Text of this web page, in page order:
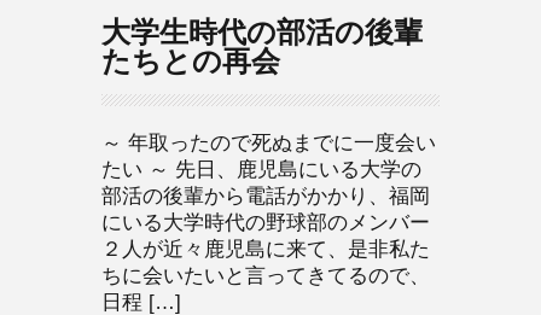
大学生時代の部活の後輩
たちとの再会
～ 年取ったので死ぬまでに一度会い
たい ～ 先日、鹿児島にいる大学の
部活の後輩から電話がかかり、福岡
にいる大学時代の野球部のメンバー
２人が近々鹿児島に来て、是非私た
ちに会いたいと言ってきてるので、
日程 […]